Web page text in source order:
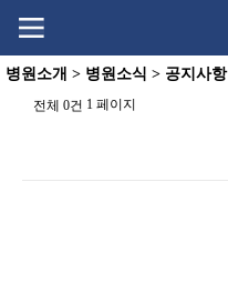
content
menu
병원소개 > 병원소식 > 공지사항
전체 0건 1 페이지